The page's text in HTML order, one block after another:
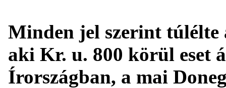
Minden jel szerint túlélte
aki Kr. u. 800 körül eset
Írországban, a mai